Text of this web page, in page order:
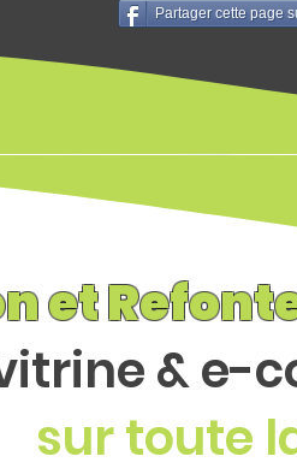
Partager cette page
et
& e-
sur toute